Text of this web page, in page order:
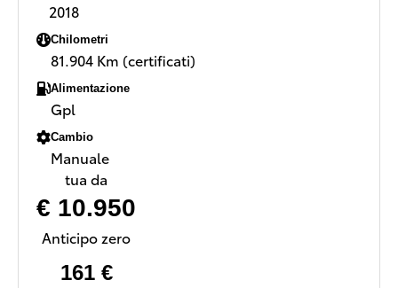
2018
Chilometri
81.904 Km (certificati)
Alimentazione
Gpl
Cambio
Manuale
tua da
€ 10.950
Anticipo zero
161 €